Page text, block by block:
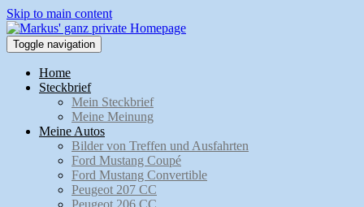
Skip to main content
Toggle navigation
Home
Steckbrief
Mein Steckbrief
Meine Meinung
Meine Autos
Bilder von Treffen und Ausfahrten
Ford Mustang Coupé
Ford Mustang Convertible
Peugeot 207 CC
Peugeot 206 CC